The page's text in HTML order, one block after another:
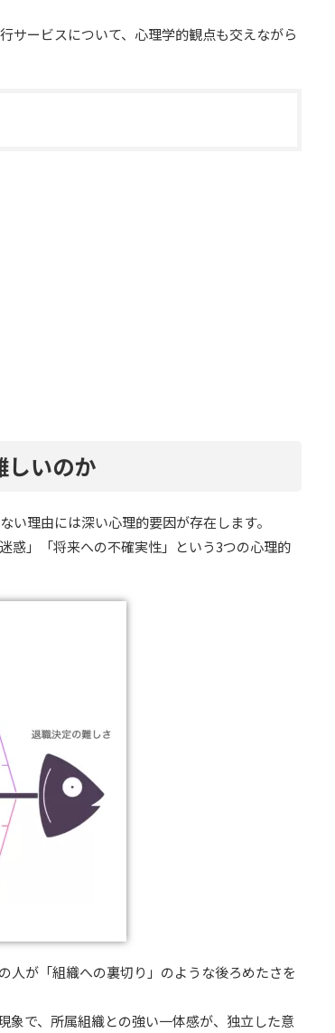
サービスについて、心理学的観点も交えながら
しいのか
理由には深い心理的要因が存在します。
惑」「将来への不確実性」という3つの心理的
人が「組織への裏切り」のような後ろめたさを
象で、所属組織との強い一体感が、独立した意